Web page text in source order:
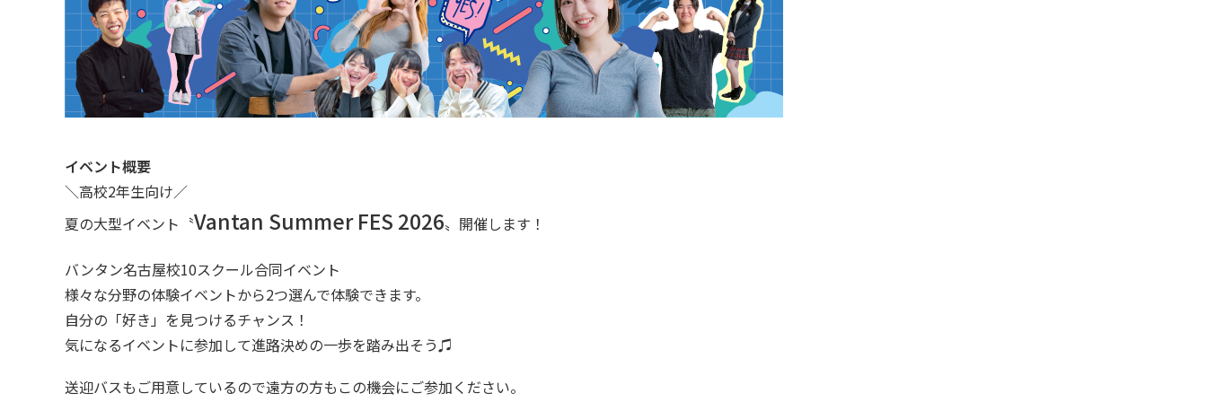
イベント概要
＼高校2年生向け／
夏の大型イベント〝Vantan Summer FES 2026〟開催します！
バンタン名古屋校10スクール合同イベント
様々な分野の体験イベントから2つ選んで体験できます。
自分の「好き」を見つけるチャンス！
気になるイベントに参加して進路決めの一歩を踏み出そう♫
送迎バスもご用意しているので遠方の方もこの機会にご参加ください。